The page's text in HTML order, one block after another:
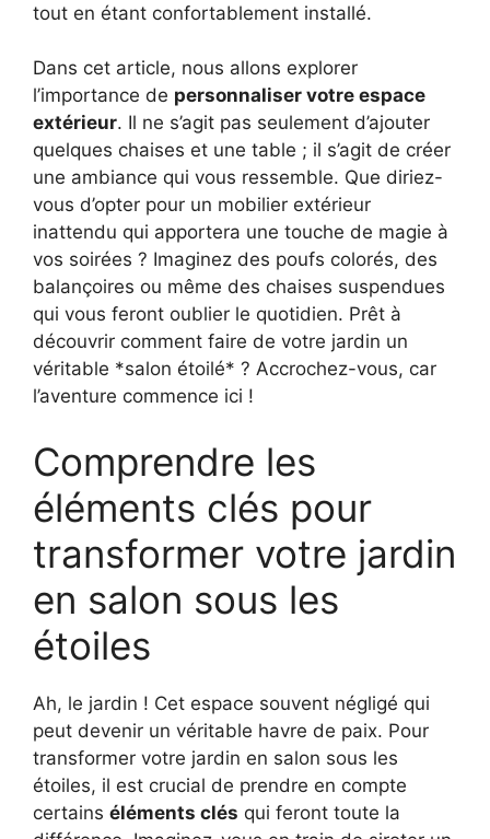
tout en étant confortablement installé.
Dans cet article, nous allons explorer
l’importance de personnaliser votre espace
extérieur. Il ne s’agit pas seulement d’ajouter
quelques chaises et une table ; il s’agit de créer
une ambiance qui vous ressemble. Que diriez-
vous d’opter pour un mobilier extérieur
inattendu qui apportera une touche de magie à
vos soirées ? Imaginez des poufs colorés, des
balançoires ou même des chaises suspendues
qui vous feront oublier le quotidien. Prêt à
découvrir comment faire de votre jardin un
véritable *salon étoilé* ? Accrochez-vous, car
l’aventure commence ici !
Comprendre les
éléments clés pour
transformer votre jardin
en salon sous les
étoiles
Ah, le jardin ! Cet espace souvent négligé qui
peut devenir un véritable havre de paix. Pour
transformer votre jardin en salon sous les
étoiles, il est crucial de prendre en compte
certains éléments clés qui feront toute la